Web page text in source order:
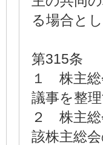
る場合と
第315条
１ 株主総
議事を整理
２ 株主総
該株主総